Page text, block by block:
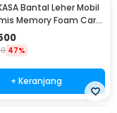
Bantal Leher Mobil
Memory Foam Car
Pillow - M3D
47%
+ Keranjang